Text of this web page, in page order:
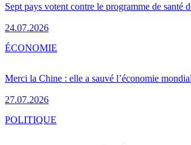
Sept pays votent contre le programme de santé
24.07.2026
Merci la Chine : elle a sauvé l’économie
27.07.2026
ÉCONOMIE
POLITIQUE